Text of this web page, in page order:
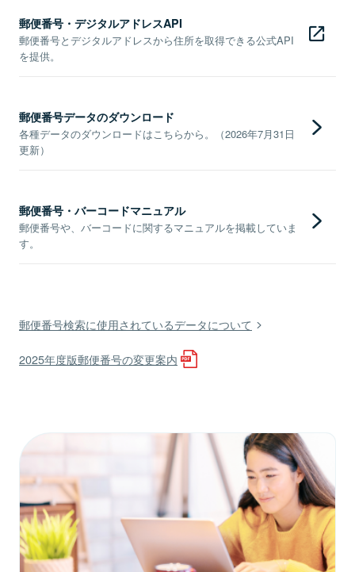
郵便番号・デジタルアドレスAPI
郵便番号とデジタルアドレスから住所を取得できる公式API
を提供。
郵便番号データのダウンロード
各種データのダウンロードはこちらから。（2026年7月31日
更新）
郵便番号・バーコードマニュアル
郵便番号や、バーコードに関するマニュアルを掲載していま
す。
郵便番号検索に使用されているデータについて
2025年度版郵便番号の変更案内